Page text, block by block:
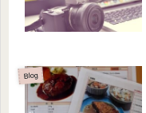
Blog